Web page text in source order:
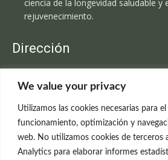
We value your privacy
Utilizamos las cookies necesarias para
funcionamiento, optimización y
web. No utilizamos cookies de terceros
Analytics para elaborar informes
ciencia de la longevidad saludable y
rejuvenecimiento.
Dirección
C/Claudio Coello, 19 - 1º
699 595 619